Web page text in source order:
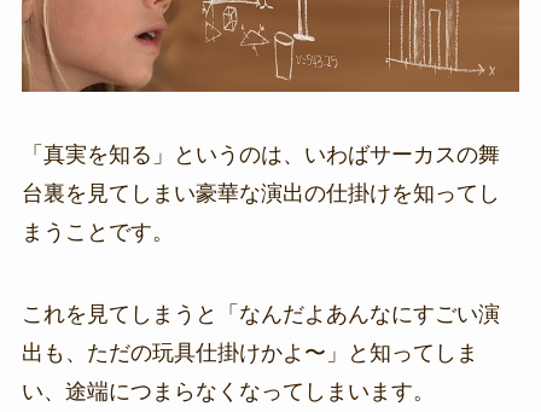
「真実を知る」というのは、いわばサーカスの舞
台裏を見てしまい豪華な演出の仕掛けを知ってし
まうことです。
これを見てしまうと「なんだよあんなにすごい演
出も、ただの玩具仕掛けかよ〜」と知ってしま
い、途端につまらなくなってしまいます。